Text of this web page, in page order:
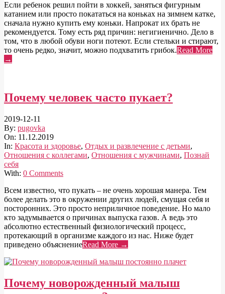
Если ребенок решил пойти в хоккей, заняться фигурным
катанием или просто покататься на коньках на зимнем катке,
сначала нужно купить ему коньки. Напрокат их брать не
рекомендуется. Тому есть ряд причин: негигиенично. Дело в
том, что в любой обуви ноги потеют. Если стельки и стирают,
то очень редко, значит, можно подхватить грибок.Read More
→
Почему человек часто пукает?
2019-12-11
By: pugovka
On: 11.12.2019
In: Красота и здоровье, Отдых и развлечение с детьми,
Отношения с коллегами, Отношения с мужчинами, Познай
себя
With: 0 Comments
Всем известно, что пукать – не очень хорошая манера. Тем
более делать это в окружении других людей, смущая себя и
посторонних. Это просто неприличное поведение. Но мало
кто задумывается о причинах выпуска газов. А ведь это
абсолютно естественный физиологический процесс,
протекающий в организме каждого из нас. Ниже будет
приведено объяснениеRead More →
Почему новорожденный малыш